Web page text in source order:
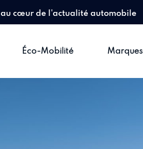
cœur de l'actualité automobile
Éco-Mobilité Marques